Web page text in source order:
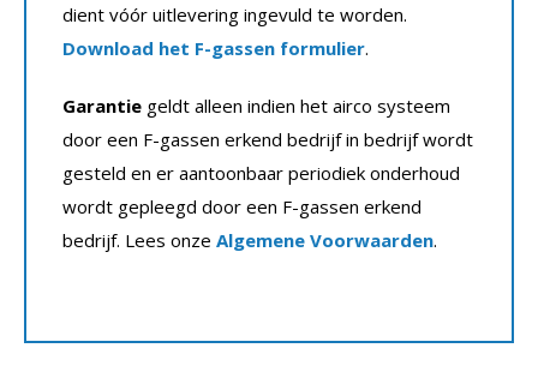
dient vóór uitlevering ingevuld te worden.
Download het F-gassen formulier.
Garantie geldt alleen indien het airco systeem
door een F-gassen erkend bedrijf in bedrijf wordt
gesteld en er aantoonbaar periodiek onderhoud
wordt gepleegd door een F-gassen erkend
bedrijf. Lees onze Algemene Voorwaarden.